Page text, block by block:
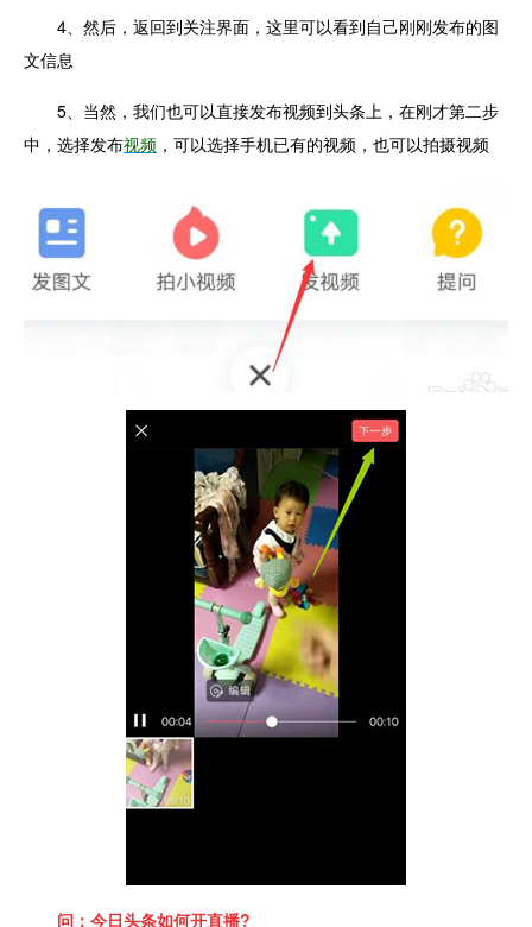
4、然后，返回到关注界面，这里可以看到自己刚刚发布的图
文信息
5、当然，我们也可以直接发布视频到头条上，在刚才第二步
中，选择发布视频 ，可以选择手机已有的视频，也可以拍摄视频
问：今日头条如何开直播?